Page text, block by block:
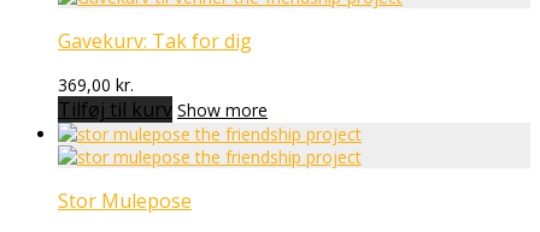
Gavekurv: Tak for dig
369,00 kr.
Tilføj til kurv Show more
Stor Mulepose